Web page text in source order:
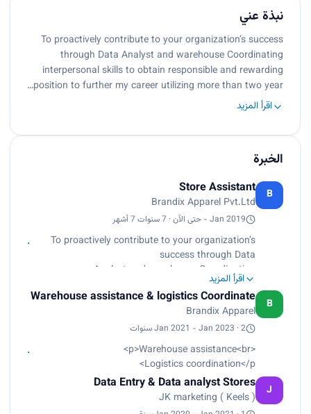
نبذة عني
To proactively contribute to your organization’s success
through Data Analyst and warehouse Coordinating
interpersonal skills to obtain responsible and rewarding
position to further my career utilizing more than two year…
اقرأ المزيد
الخبرة
B
Store Assistant
Brandix Apparel Pvt.Ltd
Jan 2019 - حتى الآن · 7 سنوات 7 أشهر
To proactively contribute to your organization’s
success through Data
Analyst and warehouse Coordinating
interpersonal skills to obtain
responsible and rewarding position to further my
career utilizing
more than two years’ experience,
accomplishments proficiency and
commitment to professional in order to complete
adapt to changing
environment.
اقرأ المزيد
B
Warehouse assistance & logistics Coordinate
Brandix Apparel
Jan 2021 - Jan 2023 · 2 سنوات
<p>Warehouse assistance<br>
Logistics coordination</p>
J
Data Entry & Data analyst Stores
JK marketing ( Keels )